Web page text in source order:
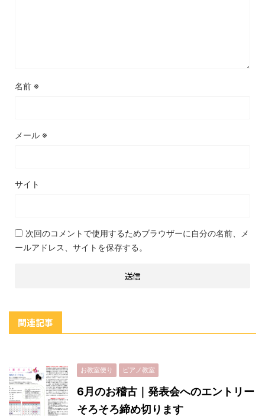
名前 ※
メール ※
サイト
次回のコメントで使用するためブラウザーに自分の名前、メ
ールアドレス、サイトを保存する。
関連記事
お教室便り ピアノ教室
6月のお稽古｜発表会へのエントリー
そろそろ締め切ります